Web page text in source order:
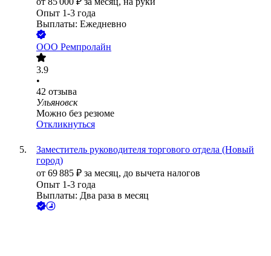
Опыт 1-3 года
Выплаты: Ежедневно
ООО Ремпролайн
3.9
•
42 отзыва
Ульяновск
Можно без резюме
Откликнуться
Заместитель руководителя торгового отдела (Новый
город)
от 69 885 ₽ за месяц, до вычета налогов
Опыт 1-3 года
Выплаты: Два раза в месяц